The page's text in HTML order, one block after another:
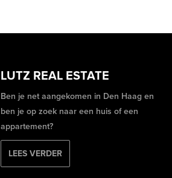
LUTZ REAL ESTATE
Ben je net aangekomen in Den Haag en
ben je op zoek naar een huis of een
appartement?
LEES VERDER